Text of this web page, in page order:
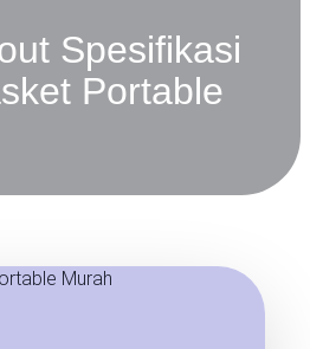
Spesifikasi
Portable